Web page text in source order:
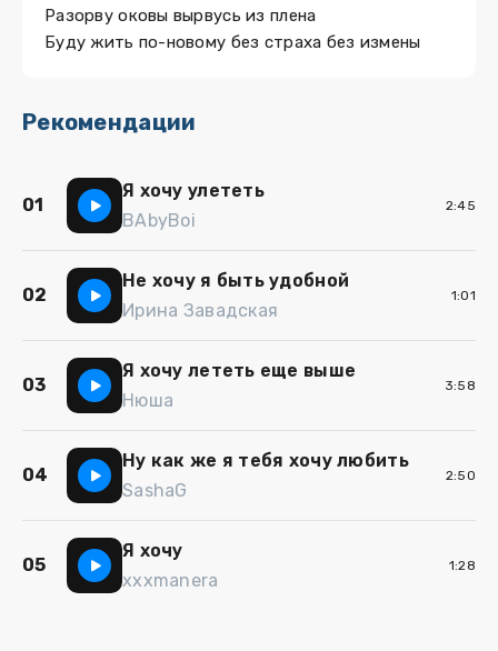
Разорву оковы вырвусь из плена
Буду жить по-новому без страха без измены
Рекомендации
01
Я хочу улететь
BAbyBoi
2:45
02
Не хочу я быть удобной
Ирина Завадская
1:01
03
Я хочу лететь еще выше
Нюша
3:58
04
Ну как же я тебя хочу любить
SashaG
2:50
05
Я хочу
xxxmanera
1:28